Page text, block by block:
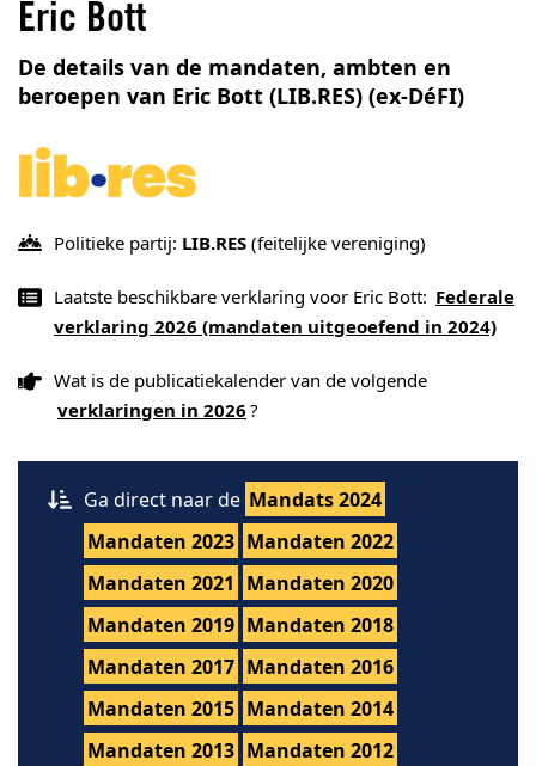
Eric Bott
De details van de mandaten, ambten en
beroepen van Eric Bott (LIB.RES) (ex-DéFI)
Politieke partij: LIB.RES (feitelijke vereniging)
Laatste beschikbare verklaring voor Eric Bott: Federale
verklaring 2026 (mandaten uitgeoefend in 2024)
Wat is de publicatiekalender van de volgende
verklaringen in 2026 ?
Ga direct naar de Mandats 2024
Mandaten 2023 Mandaten 2022
Mandaten 2021 Mandaten 2020
Mandaten 2019 Mandaten 2018
Mandaten 2017 Mandaten 2016
Mandaten 2015 Mandaten 2014
Mandaten 2013 Mandaten 2012